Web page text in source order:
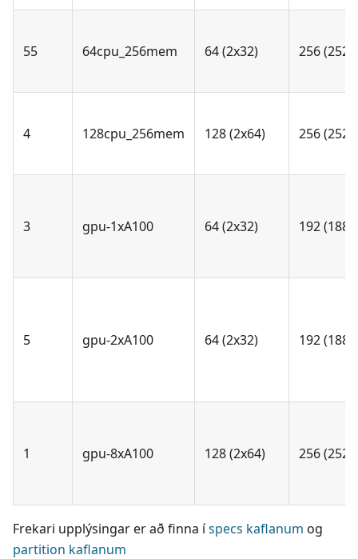
55 64cpu_256mem 64 (2x32) 256 (252)
4 128cpu_256mem 128 (2x64) 256 (252)
3 gpu-1xA100 64 (2x32) 192 (188)
5 gpu-2xA100 64 (2x32) 192 (188)
1 gpu-8xA100 128 (2x64) 256 (252)
Frekari upplýsingar er að finna íspecs kaflanum og
partition kaflanum